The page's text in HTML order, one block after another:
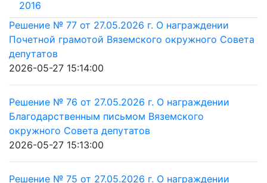
2016
Решение № 77 от 27.05.2026 г. О награждении
Почетной грамотой Вяземского окружного Совета
депутатов
2026-05-27 15:14:00
Решение № 76 от 27.05.2026 г. О награждении
Благодарственным письмом Вяземского
окружного Совета депутатов
2026-05-27 15:13:00
Решение № 75 от 27.05.2026 г. О награждении